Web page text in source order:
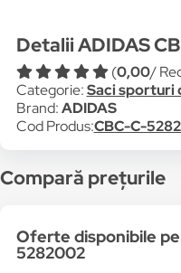
Detalii ADIDAS
(0,00/
Categorie:Saci sporturi
Brand:ADIDAS
Cod Produs:CBC-C-
Compară prețurile
Oferte disponibile
5282002